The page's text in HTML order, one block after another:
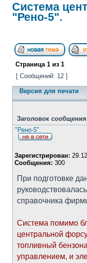
Система
"Рено-5".
Страница 1 из 1
[ Сообщений: 12 ]
Версия для печати
Заголовок
"Рено-5".
Зарегистрирован:
Сообщения: 300
При подготовке
справочника
Система помимо
центральной
топливный
управлением, и